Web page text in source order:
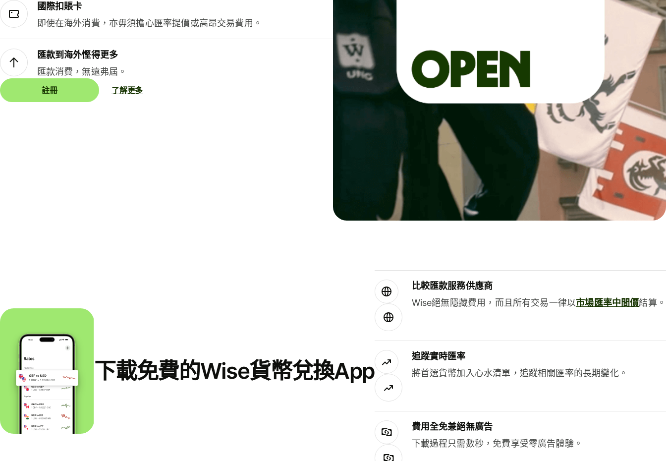
國際扣賬卡
即使在海外消費，亦毋須擔心匯率提價或高昂交易費用。
匯款到海外慳得更多
匯款消費，無遠弗屆。
註冊 了解更多
下載免費的Wise貨幣兌換App
比較匯款服務供應商
Wise絕無隱藏費用，而且所有交易一律以市場匯率中間價結算。
追蹤實時匯率
將首選貨幣加入心水清單，追蹤相關匯率的長期變化。
費用全免兼絕無廣告
下載過程只需數秒，免費享受零廣告體驗。